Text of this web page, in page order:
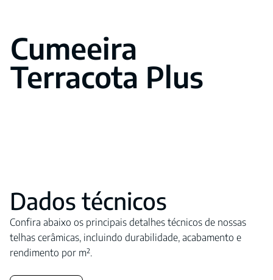
Dados técnicos
Confira abaixo os principais detalhes técnicos de nossas
telhas cerâmicas, incluindo durabilidade, acabamento e
rendimento por m².
Cumeeira
Terracota Plus